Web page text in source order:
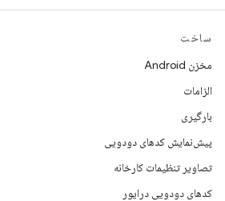
ساخت
مخزن Android
الزامات
بارگیری
پیش‌نمایش کدهای دودویی
تصاویر تنظیمات کارخانه
کدهای دودویی درایور